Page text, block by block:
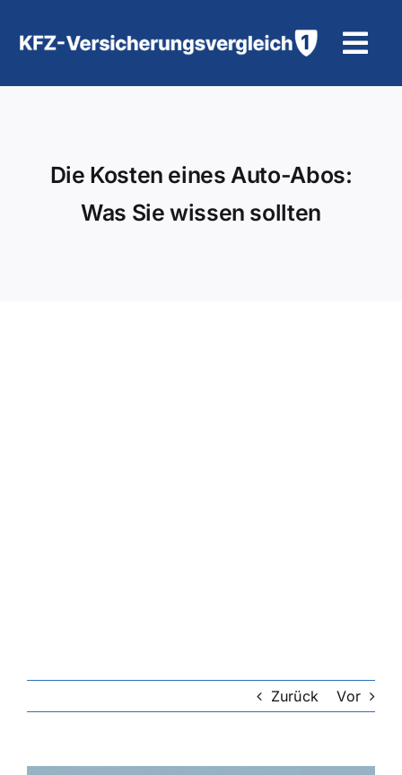
Inhalt
Hilfe und Kontakt
Die Kosten eines Auto-Abos:
Was Sie wissen sollten
Zurück Vor